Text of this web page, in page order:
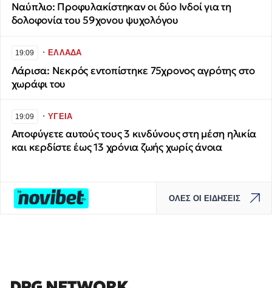
Ναύπλιο: Προφυλακίστηκαν οι δύο Ινδοί για τη
δολοφονία του 59χονου ψυχολόγου
19:09 ∙ΕΛΛΑΔΑ
Λάρισα: Νεκρός εντοπίστηκε 75χρονος αγρότης στο
χωράφι του
19:09 ∙ΥΓΕΙΑ
Αποφύγετε αυτούς τους 3 κινδύνους στη μέση ηλικία
και κερδίστε έως 13 χρόνια ζωής χωρίς άνοια
ΟΛΕΣ ΟΙ ΕΙΔΗΣΕΙΣ